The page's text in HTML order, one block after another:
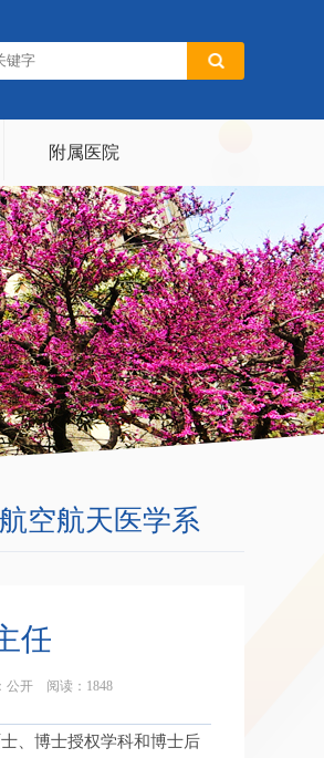
附属医院
航空航天医学系
任
公开 阅读： 1848
、博士授权学科和博士后